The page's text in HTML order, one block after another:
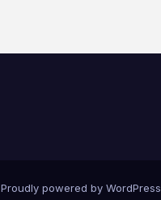
Proudly powered by WordPress